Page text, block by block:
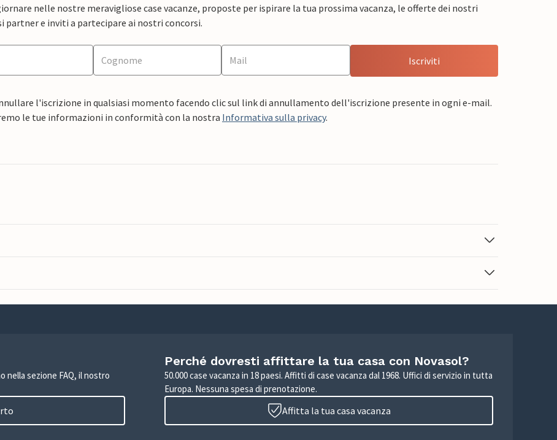
nelle nostre meravigliose case vacanze, proposte per ispirare la tua prossima vacanza, le offerte dei nostri
partner e inviti a partecipare ai nostri concorsi.
Iscriviti
l'iscrizione in qualsiasi momento facendo clic sul link di annullamento dell'iscrizione presente in ogni e-mail.
le tue informazioni in conformità con la nostra Informativa sulla privacy.
nella sezione FAQ, il nostro
Perché dovresti affittare la tua casa con Novasol?
50.000 case vacanza in 18 paesi. Affitti di case vacanza dal 1968. Uffici di servizio in tutta
Europa. Nessuna spesa di prenotazione.
Affitta la tua casa vacanza